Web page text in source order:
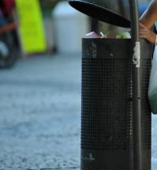
nord
wahrheit
verlag
verlag
veranstaltungen